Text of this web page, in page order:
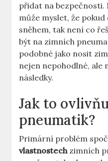
přidat na bezpečnosti.
může myslet, že
sněhem, tak není co
být na zimních
podobné jako nosit
nejen nepohodlné, ale
následky.
Jak to
pneumatik?
Primární problém
vlastnostechzimních